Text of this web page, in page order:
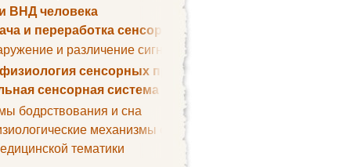
ВНД человека
и переработка сенсорных сигналов
и различение сигналов. Сенсорная рецепция
сенсорных процессов
сенсорная система
бодрствования и сна
механизмы сна
тематики